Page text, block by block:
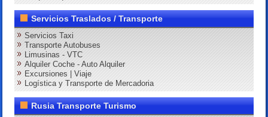
Servicios Traslados / Transporte
Servicios Taxi
Transporte Autobuses
Limusinas - VTC
Alquiler Coche - Auto Alquiler
Excursiones | Viaje
Logística y Transporte de Mercadoria
Rusia Transporte Turismo